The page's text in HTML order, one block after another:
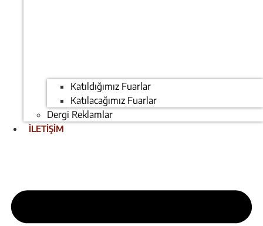
Katıldığımız Fuarlar
Katılacağımız Fuarlar
Dergi Reklamlar
İLETİŞİM